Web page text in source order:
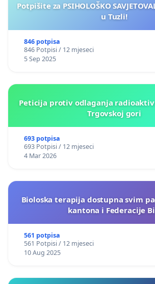
Potpišite za PSIHOLOŠKO
u Tuzli!
846 potpisa
846 Potpisi / 12 mjeseci
5 Sep 2025
Peticija protiv odlaganja
Trgovskoj gori
693 potpisa
693 Potpisi / 12 mjeseci
4 Mar 2026
Bioloska terapija dostupna svim
kantona i Federacije
561 potpisa
561 Potpisi / 12 mjeseci
10 Aug 2025